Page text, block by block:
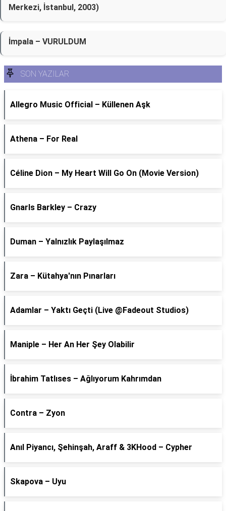
Merkezi, İstanbul, 2003)
İmpala – VURULDUM
SON YAZILAR
Allegro Music Official – Küllenen Aşk
Athena – For Real
Céline Dion – My Heart Will Go On (Movie Version)
Gnarls Barkley – Crazy
Duman – Yalnızlık Paylaşılmaz
Zara – Kütahya'nın Pınarları
Adamlar – Yaktı Geçti (Live @Fadeout Studios)
Maniple – Her An Her Şey Olabilir
İbrahim Tatlıses – Ağlıyorum Kahrımdan
Contra – Zyon
Anıl Piyancı, Şehinşah, Araff & 3KHood – Cypher
Skapova – Uyu